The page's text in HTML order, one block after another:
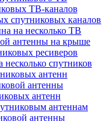
ТВ-каналов
спутниковых каналов
на несколько ТВ
антенны на крыше
ресиверов
спутников
антенн
антенны
антенн
антеннам
антенны